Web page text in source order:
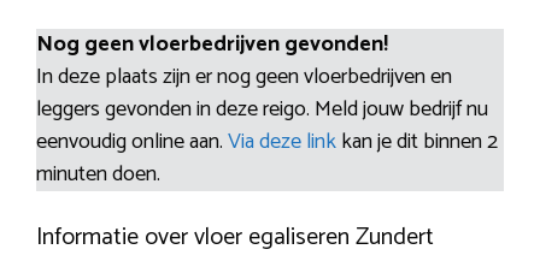
Nog geen vloerbedrijven gevonden!
In deze plaats zijn er nog geen vloerbedrijven en
leggers gevonden in deze reigo. Meld jouw bedrijf nu
eenvoudig online aan.Via deze linkkan je dit binnen 2
minuten doen.
Informatie over vloer egaliseren Zundert